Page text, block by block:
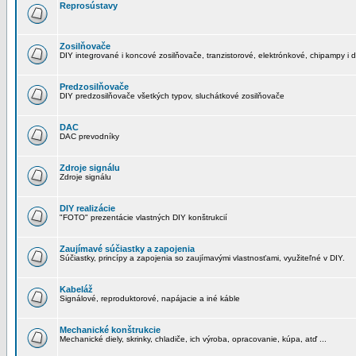
Reprosústavy
Zosilňovače
DIY integrované i koncové zosilňovače, tranzistorové, elektrónkové, chipampy i
Predzosilňovače
DIY predzosilňovače všetkých typov, sluchátkové zosilňovače
DAC
DAC prevodníky
Zdroje signálu
Zdroje signálu
DIY realizácie
"FOTO" prezentácie vlastných DIY konštrukcií
Zaujímavé súčiastky a zapojenia
Súčiastky, princípy a zapojenia so zaujímavými vlastnosťami, využiteľné v DIY.
Kabeláž
Signálové, reproduktorové, napájacie a iné káble
Mechanické konštrukcie
Mechanické diely, skrinky, chladiče, ich výroba, opracovanie, kúpa, atď ...